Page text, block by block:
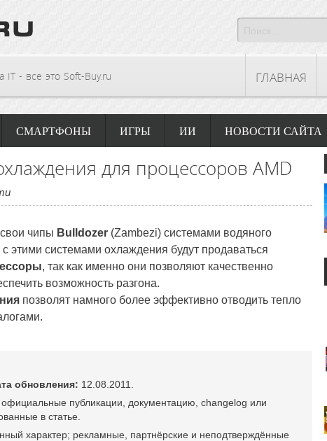
IT - все это Soft-Buy.ru ГЛАВНАЯ
СМАРТФОНЫ ИГРЫ ИИ НОВОСТИ САЙТА
для процессоров AMD
чипы Bulldozer (Zambezi) системами водяного
этими системами охлаждения будут продаваться
, так как именно они позволяют качественно
возможность разгона.
позволят намного более эффективно отводить тепло
обновления: 12.08.2011.
официальные публикации, документацию, changelog или
в статье.
характер; рекламные, партнёрские и неподтверждённые